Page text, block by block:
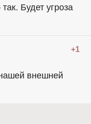
Будет угроза
+1
внешней